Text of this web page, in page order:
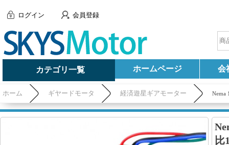
ログイン 会員登録
カテゴリ一覧 ホームページ 会
ホーム ギヤードモータ 経済遊星ギアモーター Nema
比